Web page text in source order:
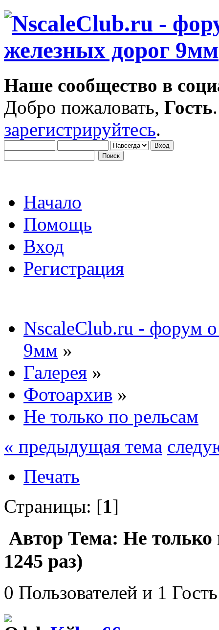
Наше сообщество в
Добро пожаловать, Гость
зарегистрируйтесь.
Начало
Помощь
Вход
Регистрация
NscaleClub.ru - форум
9мм »
Галерея »
Фотоархив »
Не только по рельсам
« предыдущая тема
Печать
Страницы: [1]
Автор Тема: Не
1245 раз)
0 Пользователей и 1